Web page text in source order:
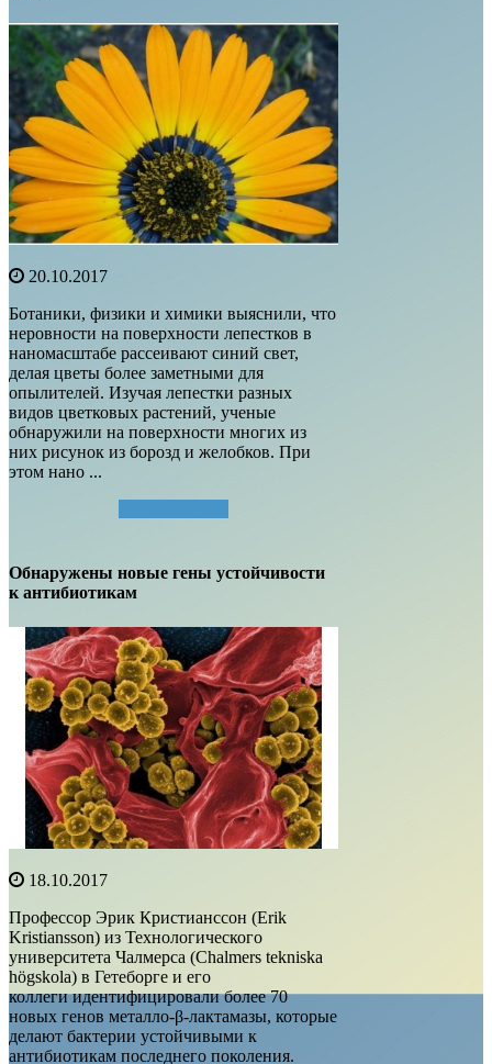
20.10.2017
Ботаники, физики и химики выяснили, что
неровности на поверхности лепестков в
наномасштабе рассеивают синий свет,
делая цветы более заметными для
опылителей. Изучая лепестки разных
видов цветковых растений, ученые
обнаружили на поверхности многих из
них рисунок из борозд и желобков. При
этом нано ...
Обнаружены новые гены устойчивости
к антибиотикам
18.10.2017
Профессор Эрик Кристианссон (Erik
Kristiansson) из Технологического
университета Чалмерса (Chalmers tekniska
högskola) в Гетеборге и его
коллеги идентифицировали более 70
новых генов металло-β-лактамазы, которые
делают бактерии устойчивыми к
антибиотикам последнего поколения.